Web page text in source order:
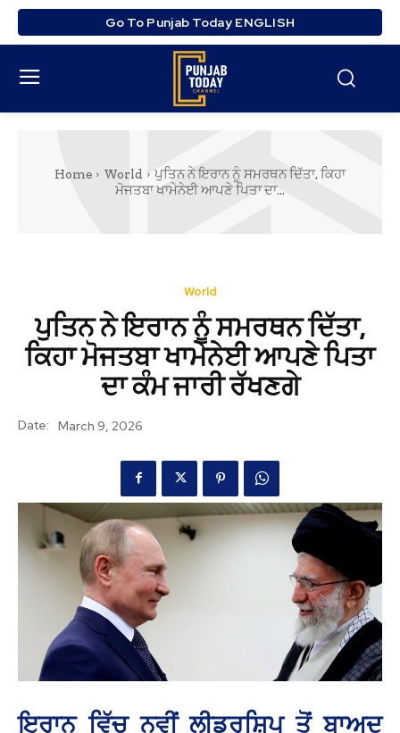
Go To Punjab Today ENGLISH
Home World
ਪੁਤਿਨ ਨੇ ਇਰਾਨ ਨੂੰ ਸਮਰਥਨ ਦਿੱਤਾ, ਕਿਹਾ
ਮੋਜਤਬਾ ਖਾਮੇਨੇਈ ਆਪਣੇ ਪਿਤਾ ਦਾ...
World
ਪੁਤਿਨ ਨੇ ਇਰਾਨ ਨੂੰ ਸਮਰਥਨ ਦਿੱਤਾ,
ਕਿਹਾ ਮੋਜਤਬਾ ਖਾਮੇਨੇਈ ਆਪਣੇ ਪਿਤਾ
ਦਾ ਕੰਮ ਜਾਰੀ ਰੱਖਣਗੇ
Date: March 9, 2026
ਇਰਾਨ ਵਿੱਚ ਨਵੀਂ ਲੀਡਰਸ਼ਿਪ ਤੋਂ ਬਾਅਦ